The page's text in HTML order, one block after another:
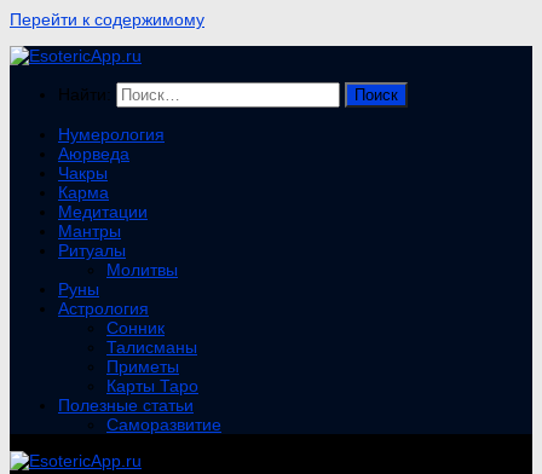
Перейти к содержимому
Найти:
Нумерология
Аюрведа
Чакры
Карма
Медитации
Мантры
Ритуалы
Молитвы
Руны
Астрология
Сонник
Талисманы
Приметы
Карты Таро
Полезные статьи
Саморазвитие